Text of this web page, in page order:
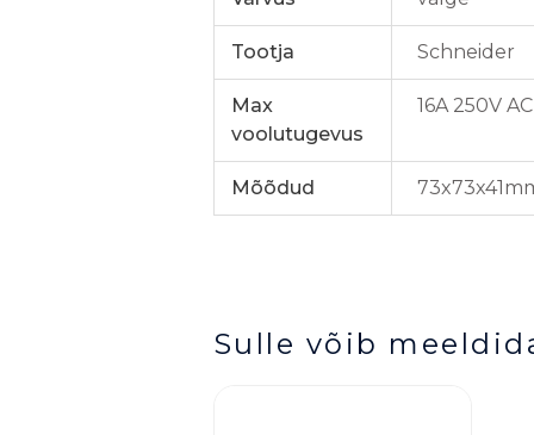
Tootja Schneider
Max
voolutugevus
16A 250V AC
Mõõdud
Sulle võib